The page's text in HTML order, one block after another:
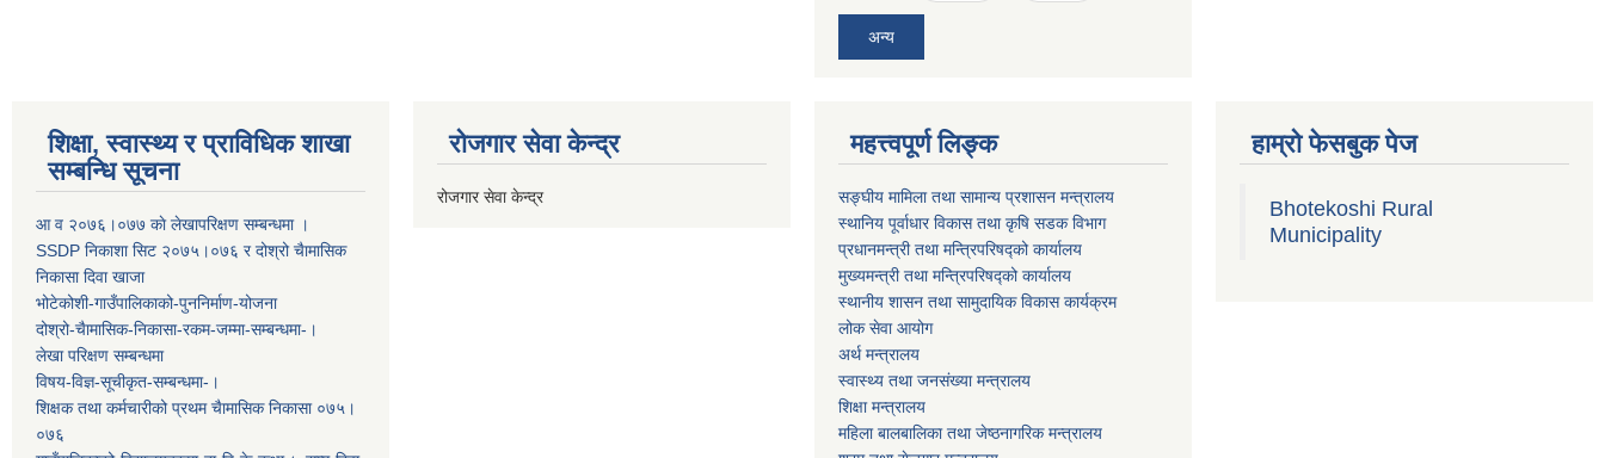
अन्य
शिक्षा, स्वास्थ्य र प्राविधिक शाखा
सम्बन्धि सूचना
आ व २०७६।०७७ काे लेखापरिक्षण सम्बन्धमा ।
SSDP निकाशा सिट २०७५।०७६ र दोश्रो चैामासिक
निकासा दिवा खाजा
भोटेकोशी-गाउँपालिकाको-पुननिर्माण-योजना
दोश्रो-चैामासिक-निकासा-रकम-जम्मा-सम्बन्धमा-।
लेखा परिक्षण सम्बन्धमा
विषय-विज्ञ-सूचीकृत-सम्बन्धमा-।
शिक्षक तथा कर्मचारीको प्रथम च‌ैामासिक निकासा ०७५।
०७६
रोजगार सेवा केन्द्र
रोजगार सेवा केन्द्र
महत्त्वपूर्ण लिङ्क
सङ्घीय मामिला तथा सामान्य प्रशासन मन्त्रालय
स्थानिय पूर्वाधार विकास तथा कृषि सडक विभाग
प्रधानमन्त्री तथा मन्त्रिपरिषद्को कार्यालय
मुख्यमन्त्री तथा मन्त्रिपरिषद्को कार्यालय
स्थानीय शासन तथा सामुदायिक विकास कार्यक्रम
लोक सेवा आयोग
अर्थ मन्त्रालय
स्वास्थ्य तथा जनस‌ंख्या मन्त्रालय
शिक्षा मन्त्रालय
महिला बालबालिका तथा जेष्ठनागरिक मन्त्रालय
हाम्रो फेसबुक पेज
Bhotekoshi Rural
Municipality